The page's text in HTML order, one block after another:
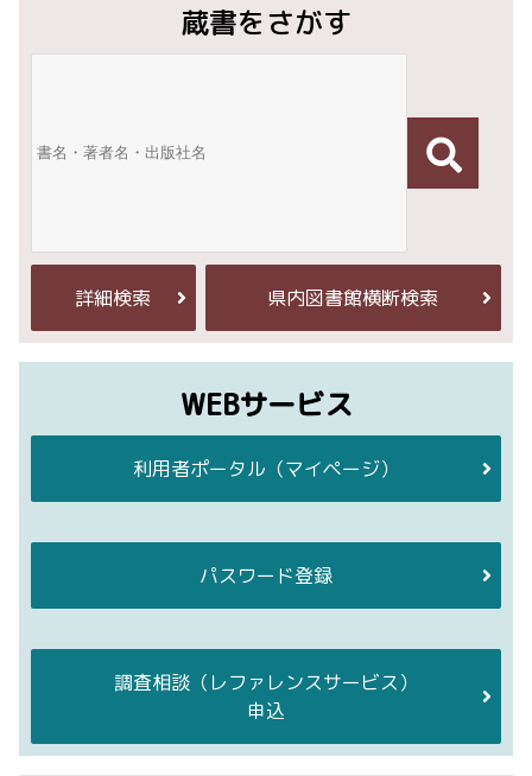
蔵書をさがす
詳細検索 県内図書館横断検索
WEBサービス
利用者ポータル （マイページ）
パスワード登録
調査相談 （レファレンスサービス）
申込